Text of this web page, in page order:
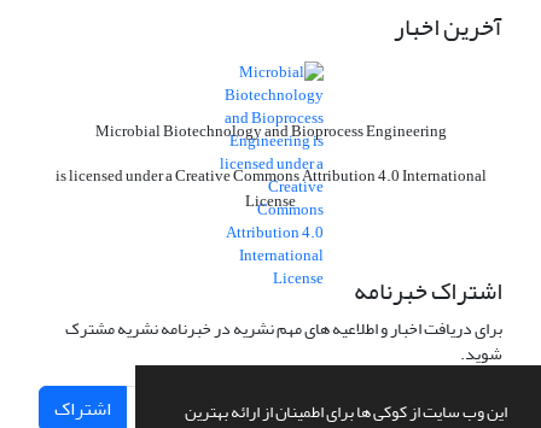
این وب سایت از کوکی ها برای اطمینان از ارائه بهترین
آخرین اخبار
Microbial Biotechnology and Bioprocess Engineering
is licensed under a Creative Commons Attribution 4.0 International
License
اشتراک خبرنامه
برای دریافت اخبار و اطلاعیه های مهم نشریه در خبرنامه نشریه مشترک
شوید.
اشتراک